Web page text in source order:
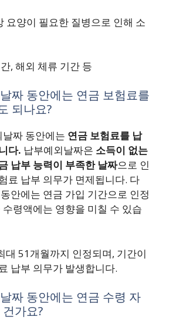
요양이 필요한 질병으로 인해 소
, 해외 체류 기간 등
짜 동안에는 연금 보험료를
되나요?
짜 동안에는 연금 보험료를 납
다. 납부예외날짜은 소득이 없는
납부 능력이 부족한 날짜으로 인
료 납부 의무가 면제됩니다. 다
안에는 연금 가입 기간으로 인정
령액에는 영향을 미칠 수 있습
대 51개월까지 인정되며, 기간이
납부 의무가 발생합니다.
짜 동안에는 연금 수령 자
가요?